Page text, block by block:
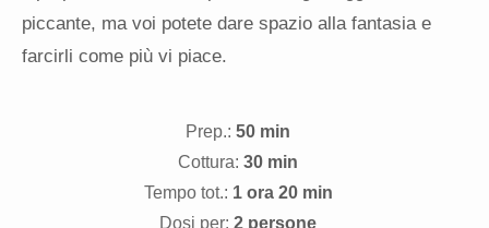
piccante, ma voi potete dare spazio alla fantasia e
farcirli come più vi piace.
Prep.: 50 min
Cottura: 30 min
Tempo tot.: 1 ora 20 min
Dosi per: 2 persone